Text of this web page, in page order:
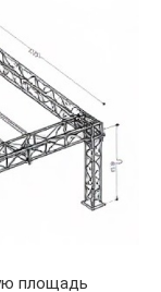
площадь